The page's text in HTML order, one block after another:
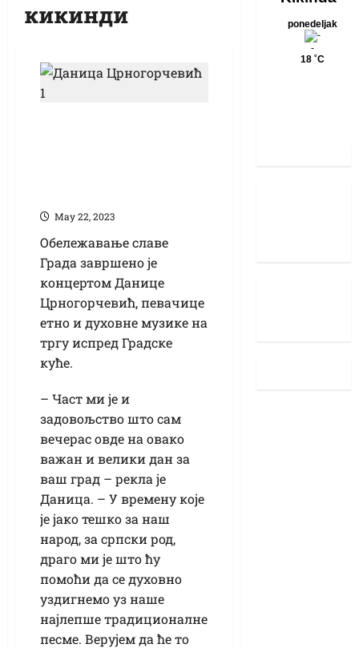
кикинди
Маy 22, 2023
Обележавање славе
Града завршено је
концертом Данице
Црногорчевић, певачице
етно и духовне музике на
тргу испред Градске
куће.
– Част ми је и
задовољство што сам
вечерас овде на овако
важан и велики дан за
ваш град – рекла је
Даница. – У времену које
је јако тешко за наш
народ, за српски род,
драго ми је што ћу
помоћи да се духовно
уздигнемо уз наше
најлепше традиционалне
песме. Верујем да ће то